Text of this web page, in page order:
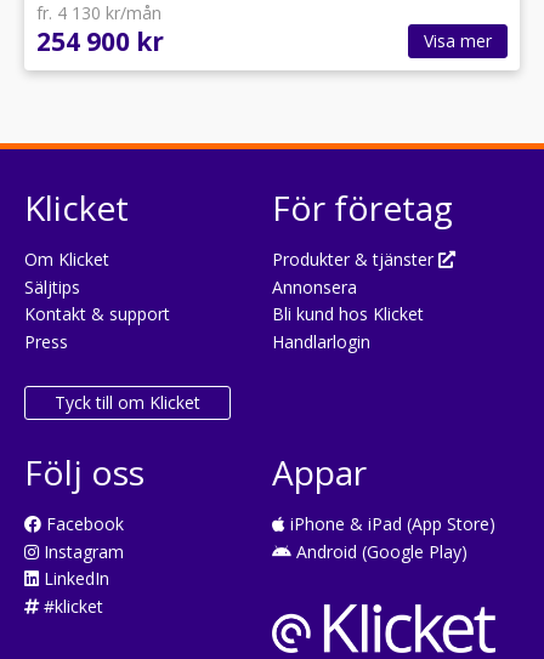
fr. 4 130 kr/mån
254 900 kr Visa mer
Klicket
Om Klicket
Säljtips
Kontakt & support
Press
Tyck till om Klicket
För företag
Produkter & tjänster
Annonsera
Bli kund hos Klicket
Handlarlogin
Följ oss
Facebook
Instagram
LinkedIn
#klicket
Appar
iPhone & iPad (App Store)
Android (Google Play)